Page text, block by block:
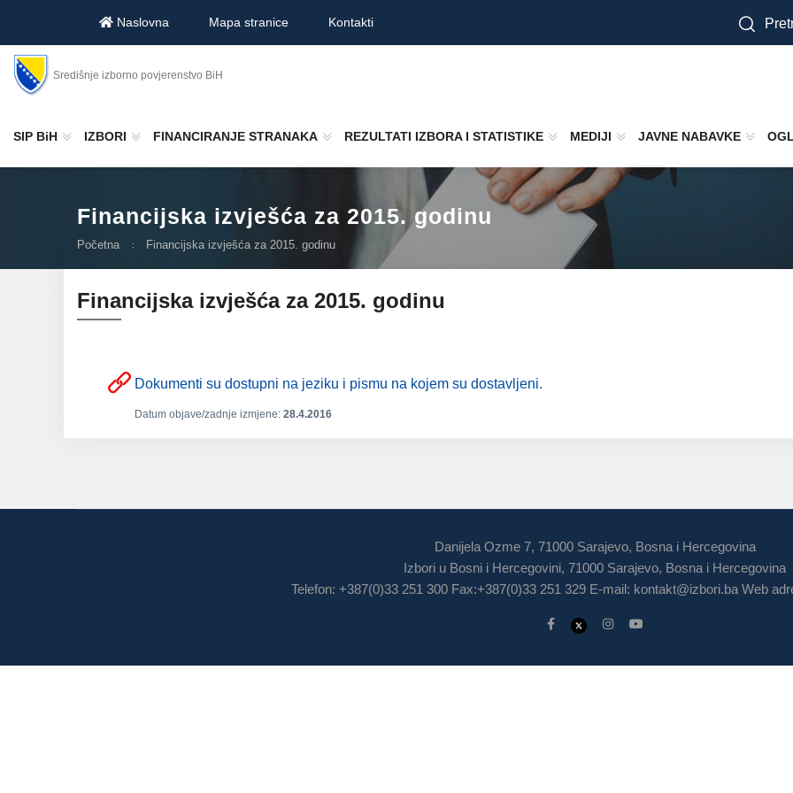
Naslovna Mapa stranice Kontakti
Središnje izborno povjerenstvo BiH
SIP BiH IZBORI FINANCIRANJE STRANAKA REZULTATI IZBORA I STATISTIKE MEDIJI JAVNE NABAVKE
Financijska izvješća za 2015. godinu
Početna Financijska izvješća za 2015. godinu
Financijska izvješća za 2015. godinu
Dokumenti su dostupni na jeziku i pismu na kojem su dostavljeni.
Datum objave/zadnje izmjene: 28.4.2016
Danijela Ozme 7, 71000 Sarajevo, Bosna i Hercegovina
Izbori u Bosni i Hercegovini, 71000 Sarajevo, Bosna i Hercegovina
Telefon: +387(0)33 251 300 Fax:+387(0)33 251 329 E-mail: kontakt@izbori.baWeb